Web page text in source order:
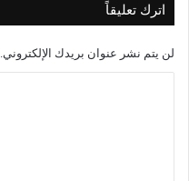
اترك تعليقاً
لن يتم نشر عنوان بريدك الإلكتروني.